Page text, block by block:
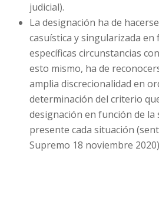
judicial).
La designación ha de
casuística y singularizada en
específicas circunstancias
esto mismo, ha de
amplia discrecionalidad en
determinación del criterio
designación en función de la
presente cada situación
Supremo 18 noviembre 2020)